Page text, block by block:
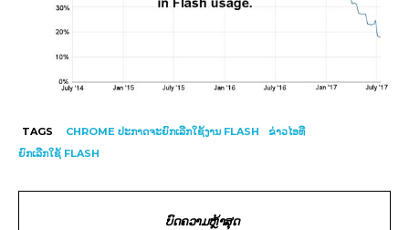
TAGS CHROME ປະກາດຈະຍົກເລີກໃຊ້ງານ FLASH
ຂ່າວໄອທີ
ຍົກເລີກໃຊ້ FLASH
ບົດຄວາມຫຼ້າສຸດ